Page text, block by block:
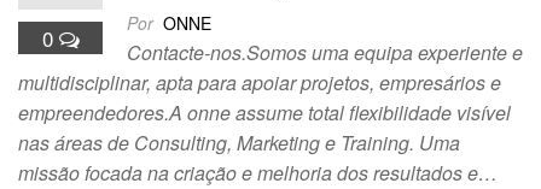
0 Por ONNE
Contacte-nos.Somos uma equipa experiente e
multidisciplinar, apta para apoiar projetos, empresários e
empreendedores.A onne assume total flexibilidade visível
nas áreas de Consulting, Marketing e Training. Uma
missão focada na criação e melhoria dos resultados e…